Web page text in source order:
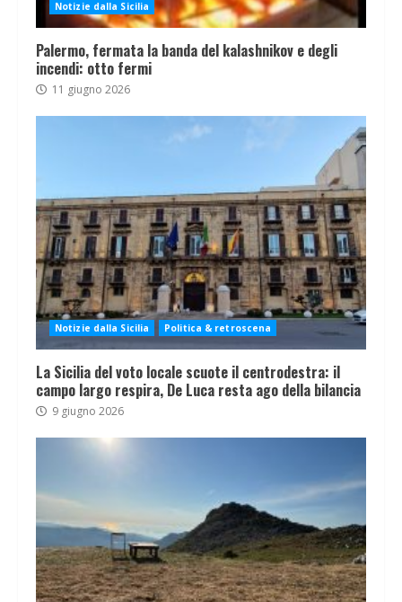
Notizie dalla Sicilia
Palermo, fermata la banda del kalashnikov e degli
incendi: otto fermi
11 giugno 2026
Notizie dalla Sicilia Politica & retroscena
La Sicilia del voto locale scuote il centrodestra: il
campo largo respira, De Luca resta ago della bilancia
9 giugno 2026